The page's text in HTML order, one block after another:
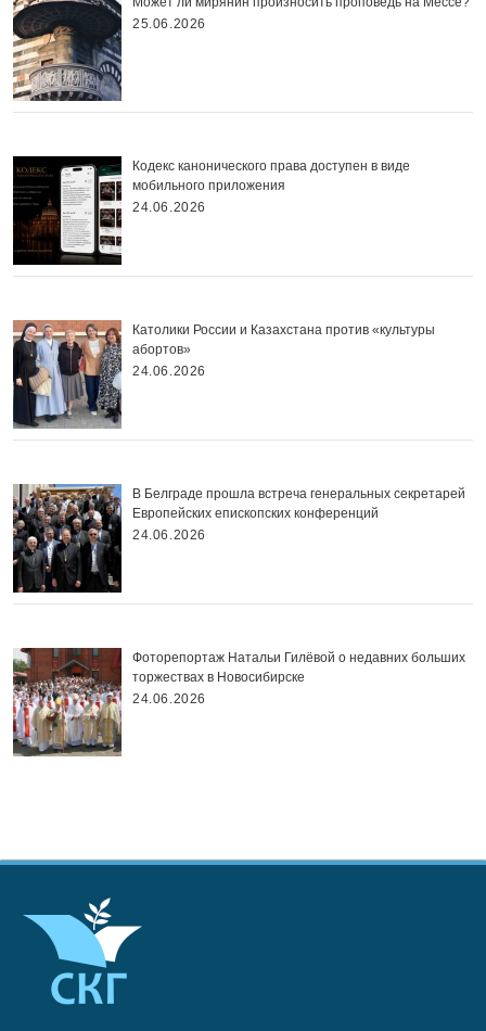
25.06.2026
Кодекс канонического права доступен в виде
мобильного приложения
24.06.2026
Католики России и Казахстана против «культуры
абортов»
24.06.2026
В Белграде прошла встреча генеральных секретарей
Европейских епископских конференций
24.06.2026
Фоторепортаж Натальи Гилёвой о недавних больших
торжествах в Новосибирске
24.06.2026